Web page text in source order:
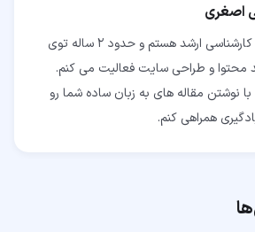
اصغری
دانشجوی کارشناسی ارشد هستم و حدود 2 ساله توی
محتوا و طراحی سایت فعالیت می کنم.
نوشتن مقاله های به زبان ساده شما رو
همراهی کنم.